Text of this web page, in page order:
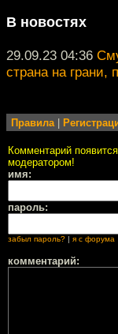
В новостях
29.09.23 04:36
страна на грани,
Правила|
Комментарий
модератором!
имя:
пароль:
забыл пароль? я с форума
комментарий: